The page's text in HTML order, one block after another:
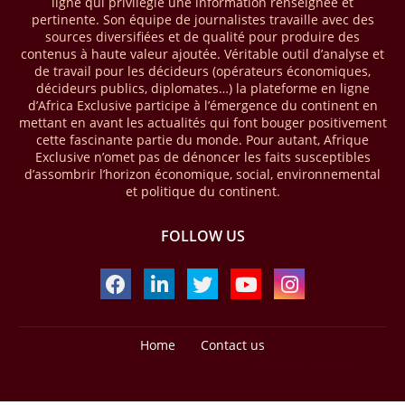
dans un communiqué publié mercredi 1er avril. Cette première phase
vise à améliorer la gestion forestière, renforcer les chaînes de valeur
et créer 220 000 emplois au Cameroun, en République centrafricaine
(RCA) et en République du Congo. Près de 8 millions d’hectares
seront placés sous gestion durable.
28/03/26 AFRIQUE - MOBILE MONEY
Selon le rapport publié par l’Association mondiale des opérateurs de
téléphonie mobile (GSMA), près de 1432 milliards USD ont transité
par les comptes de mobile money en Afrique au cours de l'année
que le continent a capté environ 66 % de la valeur des transactions de
milliards USD (+23 % par rapport à 2024). L’Afrique a également
enregistré environ 74 % du nombre de transactions de Mobile money
pertinente. Son équipe de journalistes travaille avec des
sources diversifiées et de qualité pour produire des
contenus à haute valeur ajoutée. Véritable outil d’analyse et
de travail pour les décideurs (opérateurs économiques,
décideurs publics, diplomates…) la plateforme en ligne
d’Africa Exclusive participe à l’émergence du continent en
mettant en avant les actualités qui font bouger positivement
cette fascinante partie du monde. Pour autant, Afrique
Exclusive n’omet pas de dénoncer les faits susceptibles
d’assombrir l’horizon économique, social, environnemental
et politique du continent.
FOLLOW US
Home Contact us